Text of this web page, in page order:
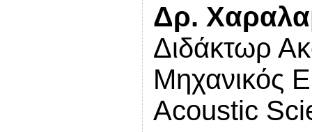
Δρ.
Διδάκτωρ
Μηχανικός
Acoustic